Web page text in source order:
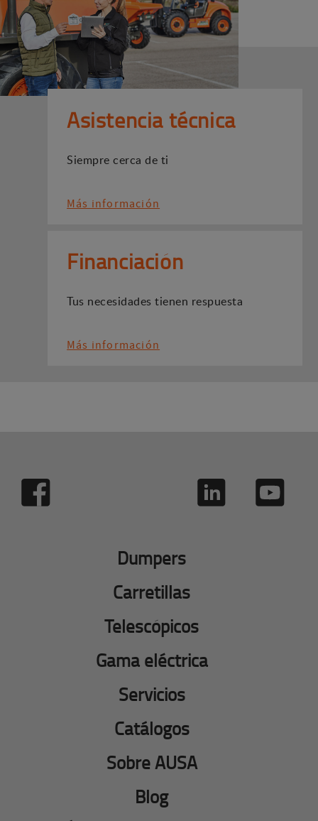
Asistencia técnica
Siempre cerca de ti
Más información
Financiación
Tus necesidades tienen respuesta
Más información
Dumpers
Carretillas
Telescópicos
Gama eléctrica
Servicios
Catálogos
Sobre AUSA
Blog